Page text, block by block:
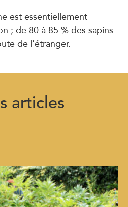
est essentiellement
; de 80 à 85 % des sapins
de l’étranger.
articles